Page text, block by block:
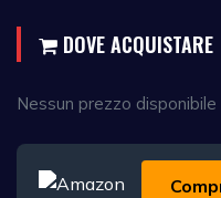
DOVE ACQUISTARE
Nessun prezzo